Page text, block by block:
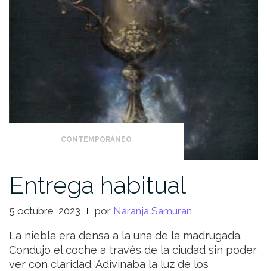
CONTEMPORÁNEO
Entrega habitual
5 octubre, 2023 por Naranja Samuran
La niebla era densa a la una de la madrugada.
Condujo el coche a través de la ciudad sin poder
ver con claridad. Adivinaba la luz de los